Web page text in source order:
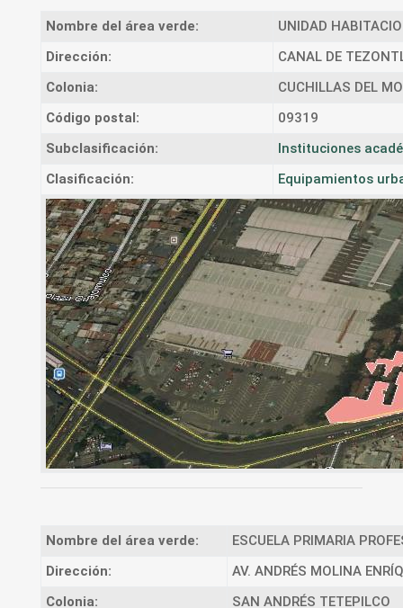
Nombre del área verde:
UNIDAD
Dirección:
CANAL DE
Colonia:
CUCHILLAS DEL
Código postal:
09319
Subclasificación:
Instituciones
Clasificación:
Equipamientos
Nombre del área verde:
ESCUELA PRIMARIA
Dirección:
AV. ANDRÉS MOLINA
Colonia:
SAN ANDRÉS TETEPILCO